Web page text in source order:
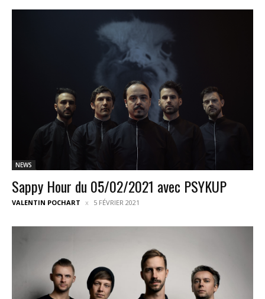
NEWS
Sappy Hour du 05/02/2021 avec PSYKUP
VALENTIN POCHART 5 FÉVRIER 2021